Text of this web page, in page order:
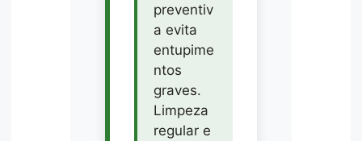
preventiv
a evita
entupime
ntos
graves.
Limpeza
regular e